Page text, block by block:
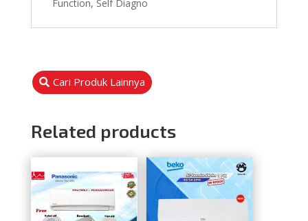
Function, Self Diagno
Cari Produk Lainnya
Related products